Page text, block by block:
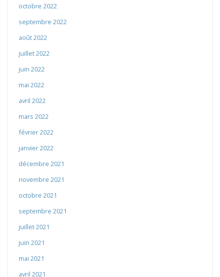
octobre 2022
septembre 2022
août 2022
juillet 2022
juin 2022
mai 2022
avril 2022
mars 2022
février 2022
janvier 2022
décembre 2021
novembre 2021
octobre 2021
septembre 2021
juillet 2021
juin 2021
mai 2021
avril 2021